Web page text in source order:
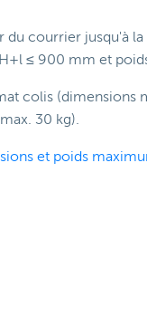
du courrier jusqu'à
≤ 900 mm et
colis (dimensions
30 kg).
et poids